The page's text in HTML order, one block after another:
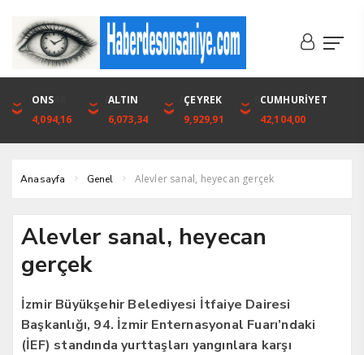
DOLAR
46,1316
EURO
53,3001
ALTIN
6,073,34
BIST
1.720,92
ONS
4,094,16
ALTIN
6,073,34
ÇEYREK
9,929,91
CUMHURİYET
42,104,00
Anasayfa Genel Alevler sanal, heyecan gerçek
Alevler sanal, heyecan
gerçek
İzmir Büyükşehir Belediyesi İtfaiye Dairesi
Başkanlığı, 94. İzmir Enternasyonal Fuarı’ndaki
(İEF) standında yurttaşları yangınlara karşı